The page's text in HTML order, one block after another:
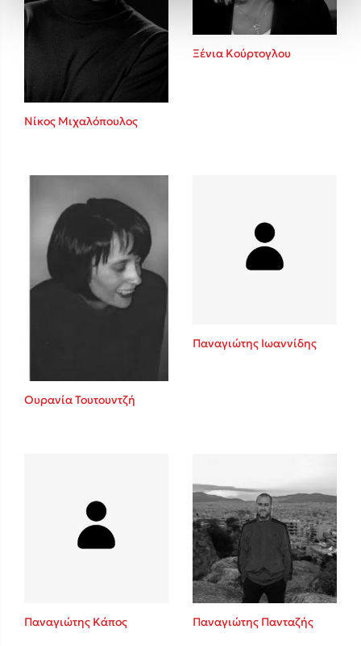
Νίκος Μιχαλόπουλος
Ξένια Κούρτογλου
Ουρανία Τουτουντζή
Παναγιώτης Ιωαννίδης
Παναγιώτης Κάπος Παναγιώτης Πανταζής